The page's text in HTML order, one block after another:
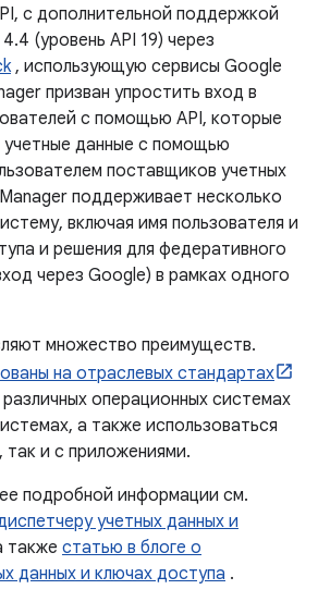
с дополнительной поддержкой
(уровень API 19) через
, использующую сервисы Google
призван упростить вход в
с помощью API, которые
учетные данные с помощью
поставщиков учетных
поддерживает несколько
включая имя пользователя и
и решения для федеративного
через Google) в рамках одного
множество преимуществ.
на отраслевых стандартах
операционных системах
а также использоваться
и с приложениями.
подробной информации см.
учетных данных и
также статью в блоге о
данных и ключах доступа .